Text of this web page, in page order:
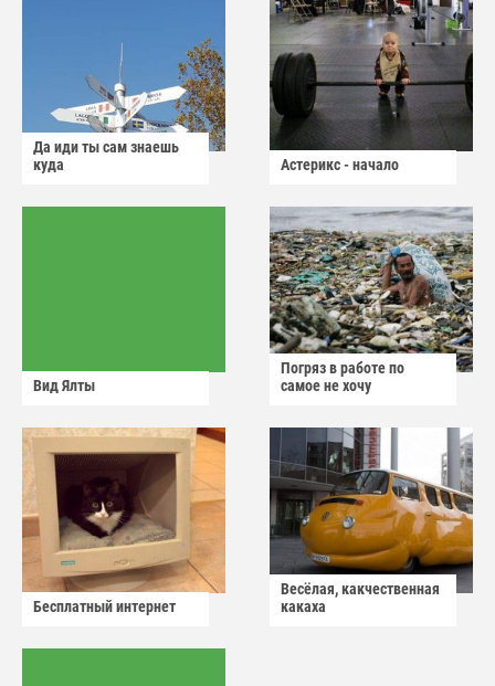
Да иди ты сам знаешь
куда
Астерикс - начало
Вид Ялты
Погряз в работе по
самое не хочу
Бесплатный интернет
Весёлая, какчественная
какаха